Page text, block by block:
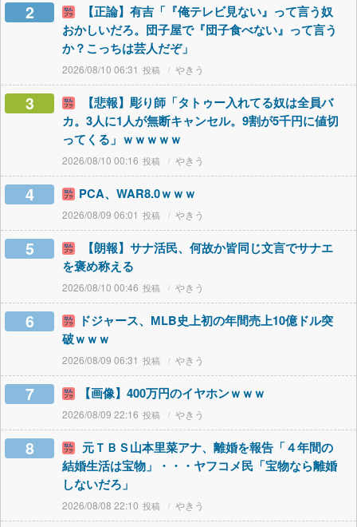
2
【正論】有吉「『俺テレビ見ない』って言う奴
おかしいだろ。団子屋で『団子食べない』って言う
か？こっちは芸人だぞ」
2026/08/10 06:31 やきう
3
【悲報】彫り師「タトゥー入れてる奴は全員バ
カ。3人に1人が無断キャンセル。9割が5千円に値切
ってくる」ｗｗｗｗｗ
2026/08/10 00:16 やきう
4 PCA、WAR8.0ｗｗｗ
2026/08/09 06:01 やきう
5
【朗報】サナ活民、何故か皆同じ文言でサナエ
を褒め称える
2026/08/10 00:46 やきう
6
ドジャース、МLB史上初の年間売上10億ドル突
破ｗｗｗ
2026/08/09 06:31 やきう
7 【画像】400万円のイヤホンｗｗｗ
2026/08/09 22:16 やきう
8
元ＴＢＳ山本里菜アナ、離婚を報告「４年間の
結婚生活は宝物」・・・ヤフコメ民「宝物なら離婚
しないだろ」
2026/08/08 22:10 やきう